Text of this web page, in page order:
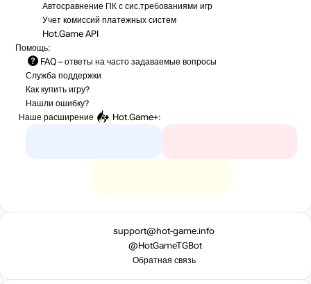
Автосравнение ПК с сис.требованиями игр
Учет комиссий платежных систем
Hot.Game API
Помощь:
FAQ – ответы на часто задаваемые вопросы
Служба поддержки
Как купить игру?
Нашли ошибку?
Наше расширение
Hot.Game+:
support@hot-game.info
@HotGameTGBot
Обратная связь